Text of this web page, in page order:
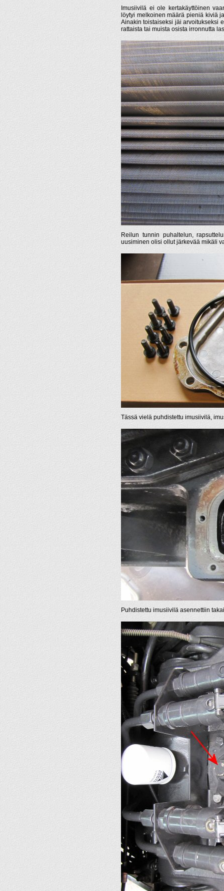
Imusiivilä ei ole kertakäyttöinen
löytyi melkoinen määrä pieniä kiviä
Ainakin toistaiseksi jäi arvoitukseksi
rattaista tai muista osista irronnutta
Reilun tunnin puhaltelun,
uusiminen olisi ollut järkevää mikäli
Tässä vielä puhdistettu imusiivilä,
Puhdistettu imusiivilä asennettiin